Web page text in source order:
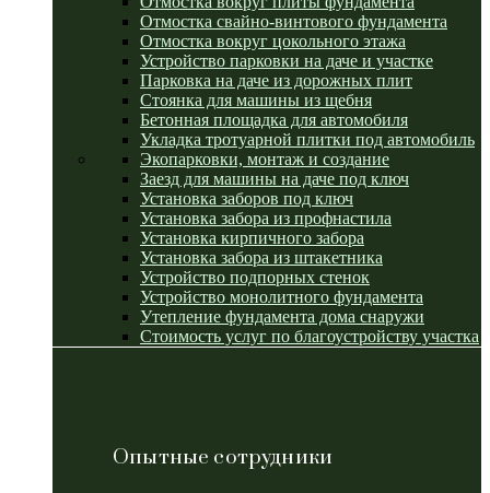
Отмостка свайно-винтового фундамента
Отмостка вокруг цокольного этажа
Устройство парковки на даче и участке
Парковка на даче из дорожных плит
Стоянка для машины из щебня
Бетонная площадка для автомобиля
Укладка тротуарной плитки под автомобиль
Экопарковки, монтаж и создание
Заезд для машины на даче под ключ
Установка заборов под ключ
Установка забора из профнастила
Установка кирпичного забора
Установка забора из штакетника
Устройство подпорных стенок
Устройство монолитного фундамента
Утепление фундамента дома снаружи
Стоимость услуг по благоустройству участка
Опытные сотрудники